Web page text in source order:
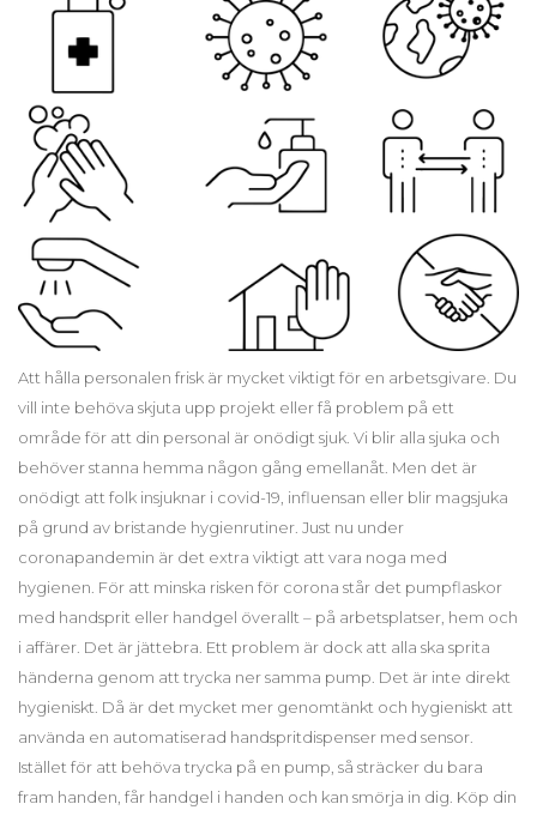
Att hålla personalen frisk är mycket viktigt för en arbetsgivare. Du
vill inte behöva skjuta upp projekt eller få problem på ett
område för att din personal är onödigt sjuk. Vi blir alla sjuka och
behöver stanna hemma någon gång emellanåt. Men det är
onödigt att folk insjuknar i covid-19, influensan eller blir magsjuka
på grund av bristande hygienrutiner. Just nu under
coronapandemin är det extra viktigt att vara noga med
hygienen. För att minska risken för corona står det pumpflaskor
med handsprit eller handgel överallt – på arbetsplatser, hem och
i affärer. Det är jättebra. Ett problem är dock att alla ska sprita
händerna genom att trycka ner samma pump. Det är inte direkt
hygieniskt. Då är det mycket mer genomtänkt och hygieniskt att
använda en automatiserad handspritdispenser med sensor.
Istället för att behöva trycka på en pump, så sträcker du bara
fram handen, får handgel i handen och kan smörja in dig. Köp din